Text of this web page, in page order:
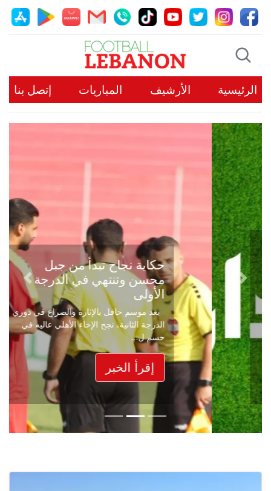
الرئيسية الأرشيف المباريات إتصل بنا
حكاية نجاح تبدأ من جبل
محسن وتنتهي في الدرجة
الأولى
بعد موسم حافل بالإثارة والصراع في دوري
الدرجة الثانية، نجح الإخاء الأهلي عاليه في
حسم ل...
إقرأ الخبر
Previous
Next